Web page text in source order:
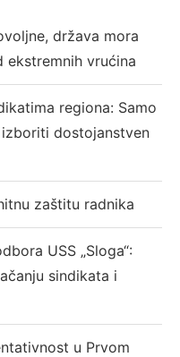
država mora
vrućina
regiona: Samo
dostojanstven
zaštitu radnika
USS „Sloga“:
sindikata i
u Prvom